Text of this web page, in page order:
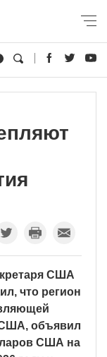
США
что регион
США, объявил
США на